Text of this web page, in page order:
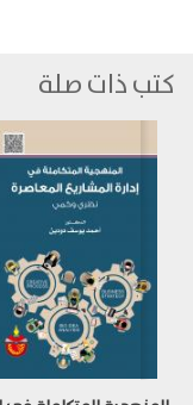
كتب ذات صلة